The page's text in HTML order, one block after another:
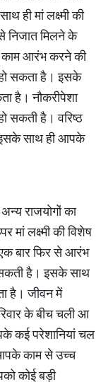
ही मां लक्ष्मी की
निजात मिलने के
काम आरंभ करने की
हो सकता है। इसके
है। नौकरीपेशा
सकती है। वरिष्ठ
इसके साथ ही आपके
राजयोगों का
मां लक्ष्मी की विशेष
बार फिर से आरंभ
है। इसके साथ
है। जीवन में
के बीच चली आ
कई परेशानियां चल
आपके काम से उच्च
कोई बड़ी